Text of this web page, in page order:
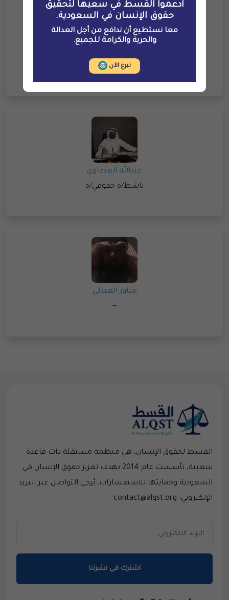
--
عبدالله العطاوي
ناشط/ة حقوقي/ة
مناور العبدلي
--
القسط لحقوق الإنسان، هي منظمة مستقلة ذات قاعدة
شعبية، تأسست عام 2014 بهدف تعزيز حقوق الإنسان في
السعودية وحمايتها.للاستفسارات، يُرجى التواصل عبر البريد
الإلكتروني: contact@alqst.org
اشترك في نشرتنا
ادعموا القسط في سعيها لتحقيق
حقوق الإنسان في السعودية.
معا نستطيع أن ندافع من أجل العدالة
والحرية والكرامة للجميع.
تبرع الآن